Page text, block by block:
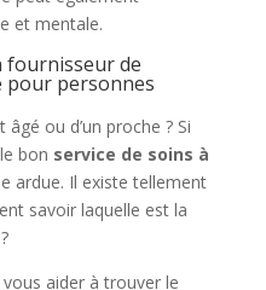
et mentale.
fournisseur de
pour personnes
ou d’un proche ? Si
bon service de soins à
ardue. Il existe tellement
savoir laquelle est la
aider à trouver le